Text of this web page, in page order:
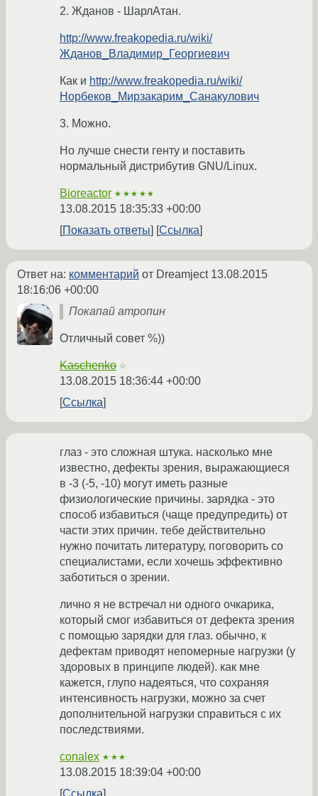
2. Жданов - ШарлАтан.
http://www.freakopedia.ru/wiki/
Жданов_Владимир_Георгиевич
Как и http://www.freakopedia.ru/wiki/
Норбеков_Мирзакарим_Санакулович
3. Можно.
Но лучше снести генту и поставить
нормальный дистрибутив GNU/Linux.
Bioreactor ★★★★★
13.08.2015 18:35:33 +00:00
Показать ответы
Ссылка
Ответ на: комментарий от Dreamject 13.08.2015
18:16:06 +00:00
Покапай атропин
Отличный совет %))
Kaschenko ☆
13.08.2015 18:36:44 +00:00
Ссылка
глаз - это сложная штука. насколько мне
известно, дефекты зрения, выражающиеся
в -3 (-5, -10) могут иметь разные
физиологические причины. зарядка - это
способ избавиться (чаще предупредить) от
части этих причин. тебе действительно
нужно почитать литературу, поговорить со
специалистами, если хочешь эффективно
заботиться о зрении.
лично я не встречал ни одного очкарика,
который смог избавиться от дефекта зрения
с помощью зарядки для глаз. обычно, к
дефектам приводят непомерные нагрузки (у
здоровых в принципе людей). как мне
кажется, глупо надеяться, что сохраняя
интенсивность нагрузки, можно за счет
дополнительной нагрузки справиться с их
последствиями.
conalex ★★★
13.08.2015 18:39:04 +00:00